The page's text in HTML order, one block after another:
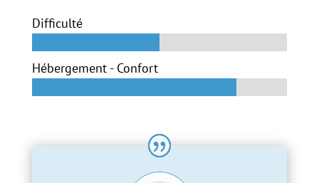
Difficulté
Hébergement - Confort